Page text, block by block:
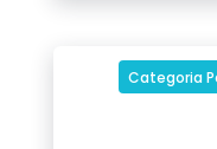
Categoria